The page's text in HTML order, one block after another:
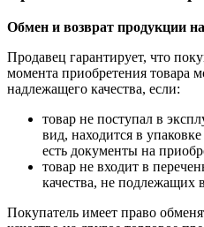
Обмен и возврат продукции
Продавец гарантирует, что
момента приобретения товара
надлежащего качества, если:
товар не поступал в
вид, находится в
есть документы на
товар не входит в
качества, не подлежащих
Покупатель имеет право